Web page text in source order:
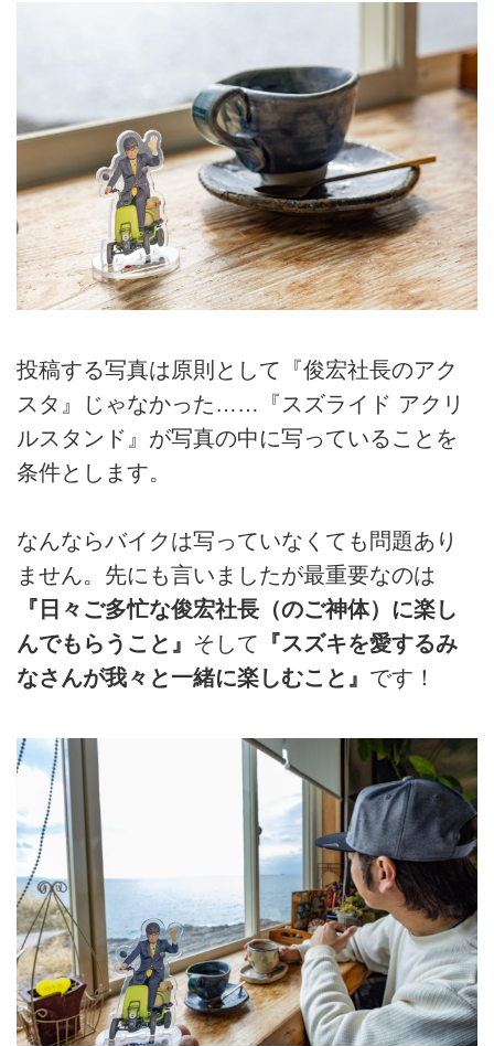
投稿する写真は原則として『俊宏社長のアク
スタ』じゃなかった……『スズライド アクリ
ルスタンド』が写真の中に写っていることを
条件とします。
なんならバイクは写っていなくても問題あり
ません。先にも言いましたが最重要なのは
『日々ご多忙な俊宏社長（のご神体）に楽し
んでもらうこと』 そして 『スズキを愛するみ
なさんが我々と一緒に楽しむこと』 です！